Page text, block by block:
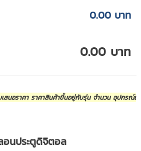
0.00 บาท
0.00 บาท
สนอราคา ราคาสินค้าขึ้นอยู่กับรุ่น จำนวน อุปกรณ์เ
อนประตูดิจิตอล